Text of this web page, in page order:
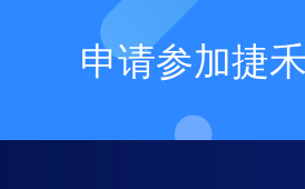
申请参加捷